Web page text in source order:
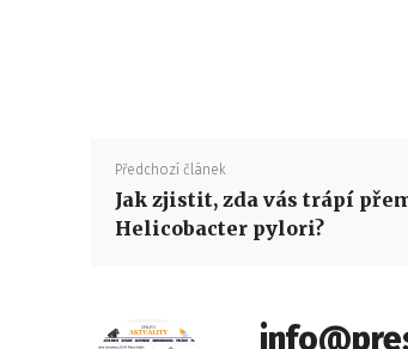
Předchozí článek
Jak zjistit, zda vás trápí
Helicobacter pylori?